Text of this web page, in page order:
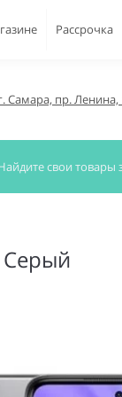
Рассрочка
Самара, пр.
Серый